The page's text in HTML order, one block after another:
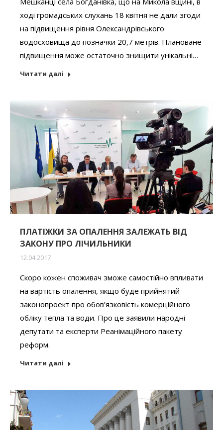
ході громадських слухань 18 квітня не дали згоди
на підвищення рівня Олександрівського
водосховища до позначки 20,7 метрів. Плановане
підвищення може остаточно знищити унікальні…
Читати далі
ПЛАТІЖКИ ЗА ОПАЛЕННЯ ЗАЛЕЖАТЬ ВІД
ЗАКОНУ ПРО ЛІЧИЛЬНИКИ
12.04.2017
Скоро кожен споживач зможе самостійно впливати
на вартість опалення, якщо буде прийнятий
законопроект про обов’язковість комерційного
обліку тепла та води. Про це заявили народні
депутати та експерти Реанімаційного пакету
реформ.
Читати далі